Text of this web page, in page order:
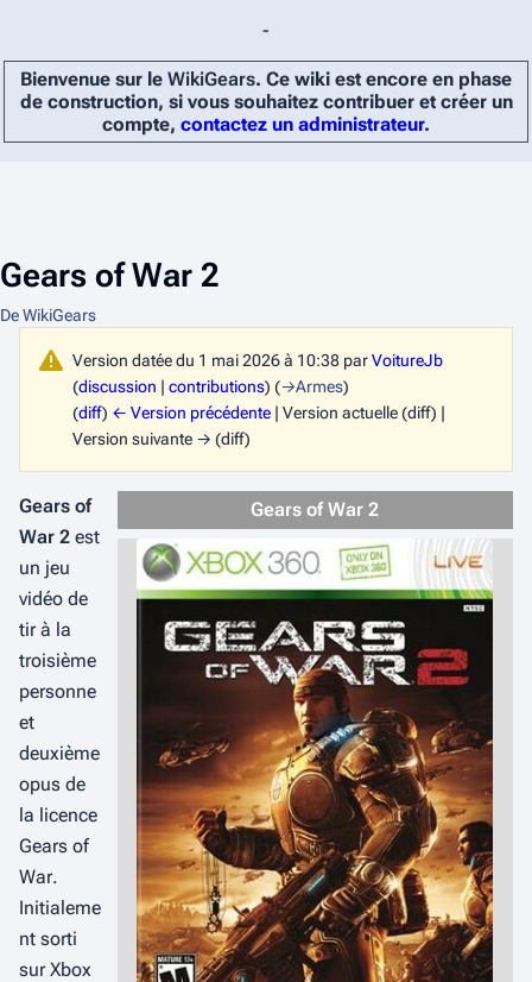
-
Bienvenue sur le WikiGears. Ce wiki est encore en phase
de construction, si vous souhaitez contribuer et créer un
compte, contactez un administrateur.
Gears of War 2
De WikiGears
Version datée du 1 mai 2026 à 10:38 parVoitureJb
(discussion | contributions) (→Armes)
(diff) ← Version précédente | Version actuelle (diff) |
Version suivante → (diff)
Gears of War 2
Gears of
War 2 est
un jeu
vidéo de
tir à la
troisième
personne
et
deuxième
opus de
la licence
Gears of
War.
Initialeme
nt sorti
sur Xbox